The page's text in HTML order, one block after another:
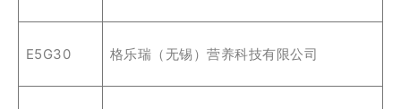
E5G30 格乐瑞（无锡）营养科技有限公司